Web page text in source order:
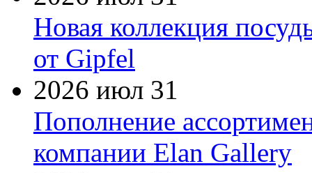
Новая коллекция
от Gipfel
2026 июл 31
Пополнение
компании Elan Gallery